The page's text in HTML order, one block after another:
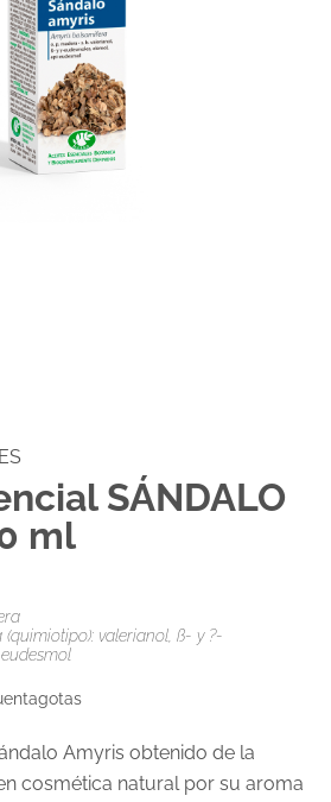
SÁNDALO
ml
valerianol, ß- y ?-
Amyris obtenido de la
cosmética natural por su aroma